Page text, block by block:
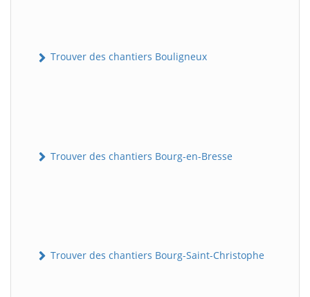
Trouver des chantiers Bouligneux
Trouver des chantiers Bourg-en-Bresse
Trouver des chantiers Bourg-Saint-Christophe